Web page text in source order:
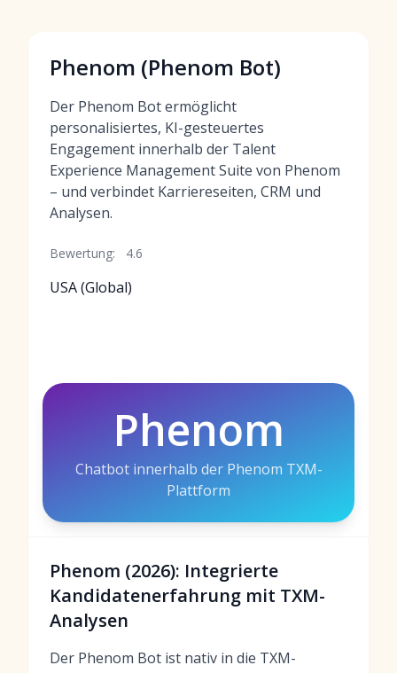
Phenom (Phenom Bot)
Der Phenom Bot ermöglicht
personalisiertes, KI-gesteuertes
Engagement innerhalb der Talent
Experience Management Suite von Phenom
– und verbindet Karriereseiten, CRM und
Analysen.
Bewertung: 4.6
USA (Global)
Phenom
Chatbot innerhalb der Phenom TXM-
Plattform
Phenom (2026): Integrierte
Kandidatenerfahrung mit TXM-
Analysen
Der Phenom Bot ist nativ in die TXM-